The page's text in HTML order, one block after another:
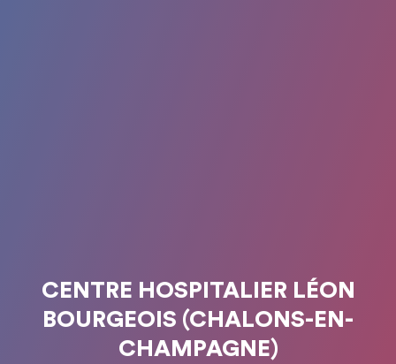
CENTRE HOSPITALIER LÉON
BOURGEOIS (CHALONS-EN-
CHAMPAGNE)